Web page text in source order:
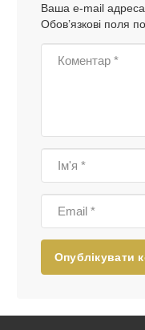
Ваша e-mail
Обов’язкові поля
Опублікувати